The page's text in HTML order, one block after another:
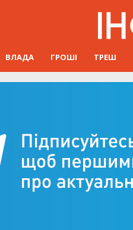
ВЛАДА ГРОШІ ТРЕШ